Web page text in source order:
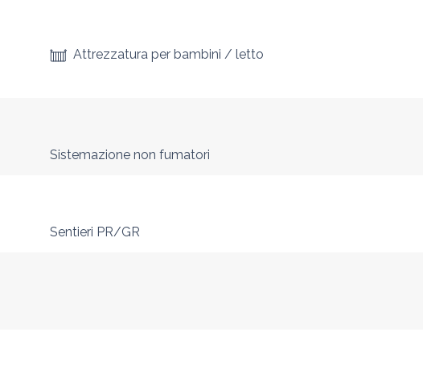
Attrezzatura per bambini / letto
Sistemazione non fumatori
Sentieri PR/GR